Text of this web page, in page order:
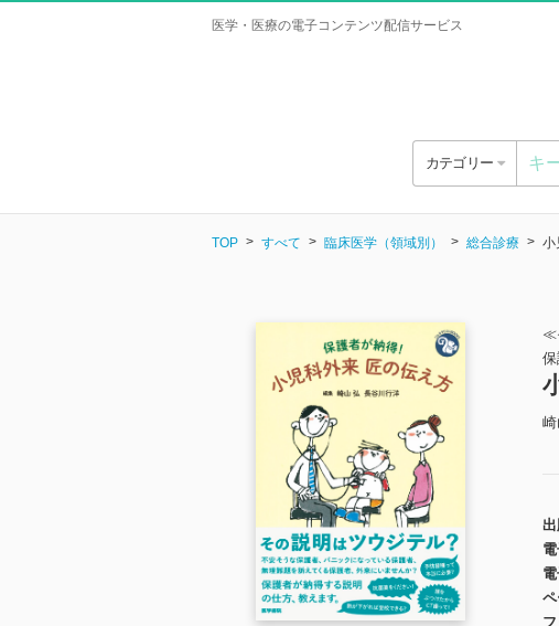
医学・医療の電子コンテンツ配信サービス
カテゴリー
TOP すべて 臨床医学（領域別） 総合診療 小
保